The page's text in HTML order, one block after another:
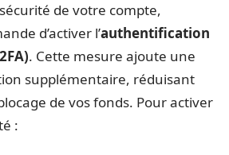
de votre compte,
d’activer l’authentification
. Cette mesure ajoute une
supplémentaire, réduisant
de vos fonds. Pour activer
: